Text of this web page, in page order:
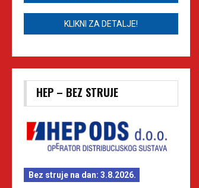
KLIKNI ZA DETALJE!
HEP – BEZ STRUJE
Bez struje na dan: 3.8.2026.